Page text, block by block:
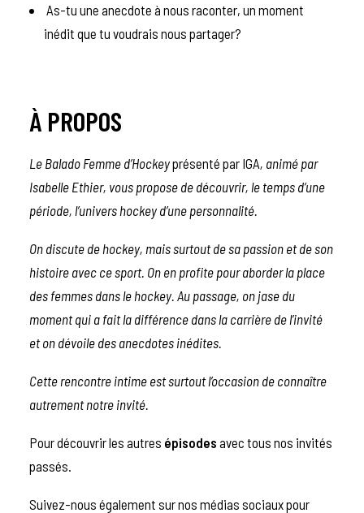
As-tu une anecdote à nous raconter, un moment
inédit que tu voudrais nous partager?
À PROPOS
Le Balado Femme d’Hockeyprésenté par IGA, animé par
Isabelle Ethier, vous propose de découvrir, le temps d’une
période, l’univers hockey d’une personnalité.
On discute de hockey, mais surtout de sa passion et de son
histoire avec ce sport. On en profite pour aborder la place
des femmes dans le hockey. Au passage, on jase du
moment qui a fait la différence dans la carrière de l’invité
et on dévoile des anecdotes inédites.
Cette rencontre intime est surtout l’occasion de connaître
autrement notre invité.
Pour découvrir les autres épisodes avec tous nos invités
passés.
Suivez-nous également sur nos médias sociaux pour